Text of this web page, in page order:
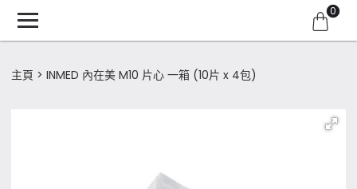
0
主頁 INMED 內在美 M10 片心 一箱 (10片 x 4包)